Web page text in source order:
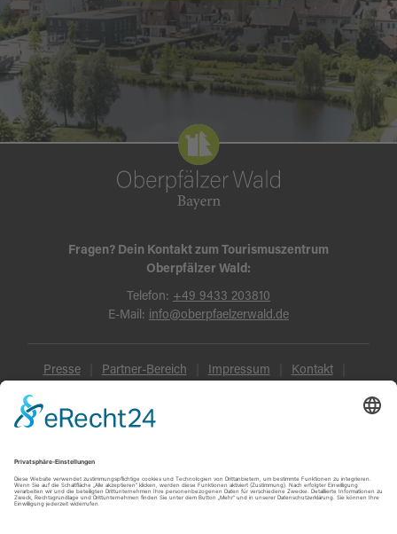
Fragen? Dein Kontakt zum Tourismuszentrum
Oberpfälzer Wald:
Telefon: +49 9433 203810
E-Mail: info@oberpfaelzerwald.de
Presse Partner-Bereich Impressum Kontakt
Datenschutz